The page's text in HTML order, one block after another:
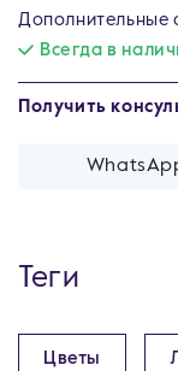
Дополнительные
Всегда в
Получить
Теги
Цветы